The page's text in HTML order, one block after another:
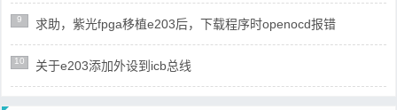
9 求助，紫光fpga移植e203后，下载程序时openocd报错
10 关于e203添加外设到icb总线